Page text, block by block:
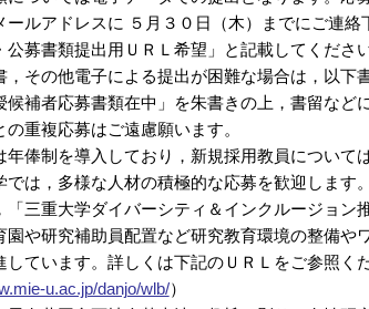
ールアドレスに ５月３０日（木）までにご連
公募書類提出用ＵＲＬ希望」と記載してください
，その他電子による提出が困難な場合は，以下
候補者応募書類在中」を朱書きの上，書留など
の重複応募はご遠慮願います。
年俸制を導入しており，新規採用教員について
では，多様な人材の積極的な応募を歓迎します。
三重大学ダイバーシティ＆インクルージョン
園や研究補助員配置など研究教育環境の整備や
しています。詳しくは下記のＵＲＬをご参照くだ
u.ac.jp/danjo/wlb/）